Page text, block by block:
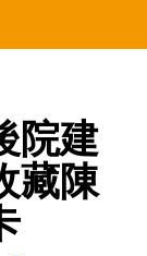
院建
藏陳